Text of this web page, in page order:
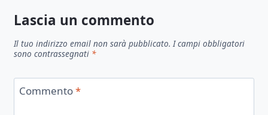
Lascia un commento
Il tuo indirizzo email non sarà pubblicato. I campi obbligatori
sono contrassegnati *
Commento*